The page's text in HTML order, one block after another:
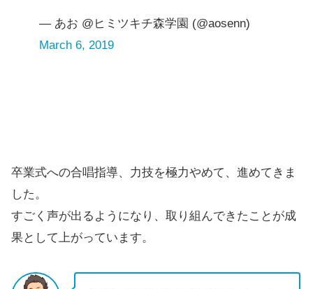
— あお @ヒミツキチ森学園 (@aosenn)
March 6, 2019
卒業式への合唱指導、力技を極力やめて、進めてきま
した。
すごく声が出るようになり、取り組んできたことが成
果として上がっています。